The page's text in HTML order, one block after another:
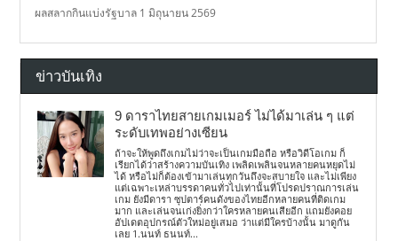
ผลสลากกินแบ่งรัฐบาล 1 มิถุนายน 2569
ข่าวบันเทิง
9 ดาราไทยสายเกมเมอร์ ไม่ได้มาเล่น ๆ แต่
ระดับเทพอย่างเซียน
ถ้าจะให้พูดถึงเกมไม่ว่าจะเป็นเกมมือถือ หรือวิดีโอเกม ก็
เรียกได้ว่าสร้างความบันเทิง เพลิดเพลินจนหลายคนหยุดไม่
ได้ หรือไม่ก็ต้องเข้ามาเล่นทุกวันถึงจะสบายใจ และไม่เพียง
แต่เฉพาะเหล่าบรรดาคนทั่วไปเท่านั้นที่โปรดปราณการเล่น
เกม ยังมีดารา ซุปตาร์คนดังของไทยอีกหลายคนที่ติดเกม
มาก และเล่นจนเก่งยิ่งกว่าใครหลายคนเสียอีก แถมยังคอย
อัปเดตอุปกรณ์ตัวใหม่อยู่เสมอ ว่าแต่มีใครบ้างนั้น มาดูกัน
เลย 1.นนท์ ธนนท์...